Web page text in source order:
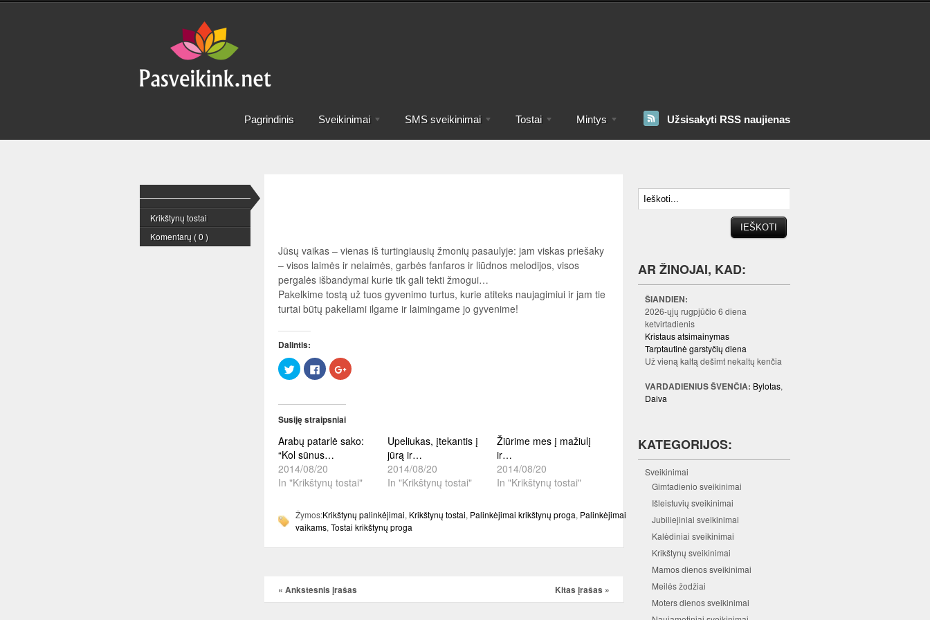
Pagrindinis Sveikinimai SMS sveikinimai Tostai Mintys Užsisakyti RSS naujienas
Krikštynų tostai
Komentarų ( 0 )
Jūsų vaikas – vienas iš turtingiausių žmonių pasaulyje: jam viskas priešaky
– visos laimės ir nelaimės, garbės fanfaros ir liūdnos melodijos, visos
pergalės išbandymai kurie tik gali tekti žmogui…
Pakelkime tostą už tuos gyvenimo turtus, kurie atiteks naujagimiui ir jam tie
turtai būtų pakeliami ilgame ir laimingame jo gyvenime!
Dalintis:
Click
to
share
(Opens
in
new
Click
to
share
(Opens
in
new
Paspauskite
dalintis
Susiję straipsniai
Arabų patarlė sako:
“Kol sūnus…
2014/08/20
In "Krikštynų tostai"
Upeliukas, įtekantis į
jūrą ir…
2014/08/20
In "Krikštynų tostai"
Žiūrime mes į mažiulį
ir…
2014/08/20
In "Krikštynų tostai"
Žymos:Krikštynų palinkėjimai, Krikštynų tostai, Palinkėjimai krikštynų proga, Palinkėjimai
vaikams, Tostai krikštynų proga
« Ankstesnis įrašas Kitas įrašas »
AR ŽINOJAI, KAD:
ŠIANDIEN:
2026-ųjų rugpjūčio 6 diena
ketvirtadienis
Kristaus atsimainymas
Tarptautinė garstyčių diena
Už vieną kaltą dešimt nekaltų kenčia
VARDADIENIUS ŠVENČIA: Bylotas,
Daiva
KATEGORIJOS:
Sveikinimai
Gimtadienio sveikinimai
Išleistuvių sveikinimai
Jubiliejiniai sveikinimai
Kalėdiniai sveikinimai
Krikštynų sveikinimai
Mamos dienos sveikinimai
Meilės žodžiai
Moters dienos sveikinimai